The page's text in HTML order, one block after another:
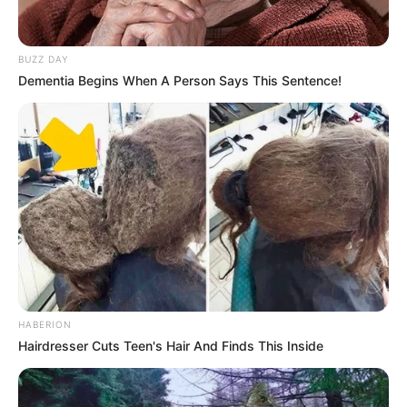
BUZZ DAY
Dementia Begins When A Person Says This Sentence!
HABERION
Hairdresser Cuts Teen's Hair And Finds This Inside